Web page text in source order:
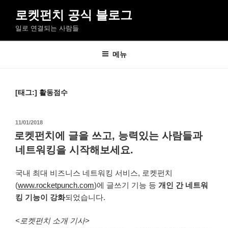
로
로켓펀치 공식 블로그
일로 연결되는 사람들
메뉴
[태그:] 활동점수
작
성
일
자
11/01/2018
로켓펀치에 글을 쓰고, 능력있는 사람들과
네트워킹을 시작해보세요.
국내 최대 비즈니스 네트워킹 서비스, 로켓펀치
(www.rocketpunch.com)에 글쓰기 기능 등 개인 간 네트워
킹 기능이 강화되었습니다.
<로켓펀치 소개 기사>